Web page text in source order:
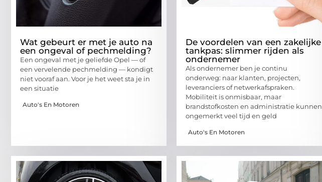
Wat gebeurt er met je auto na
een ongeval of pechmelding?
Een ongeval met je geliefde Opel — of
een vervelende pechmelding — kondigt
niet vooraf aan. Voor je het weet sta je in
een situatie
Auto's En Motoren
De voordelen van een zakelijke
tankpas: slimmer rijden als
ondernemer
Als ondernemer ben je continu
onderweg: naar klanten, projecten,
leveranciers of netwerkafspraken.
Mobiliteit is onmisbaar, maar
brandstofkosten en administratie kunnen
ongemerkt veel tijd en geld
Auto's En Motoren